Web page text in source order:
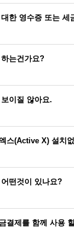
한 영수증 또는 세
는건가요?
이질 않아요.
스(Active X) 설치
떤것이 있나요?
결제를 함께 사용